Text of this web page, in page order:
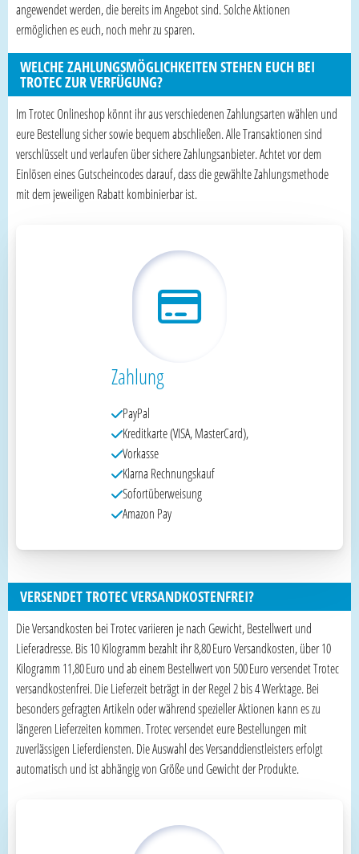
angewendet werden, die bereits im Angebot sind. Solche Aktionen
ermöglichen es euch, noch mehr zu sparen.
WELCHE ZAHLUNGSMÖGLICHKEITEN STEHEN EUCH BEI
TROTEC ZUR VERFÜGUNG?
Im Trotec Onlineshop könnt ihr aus verschiedenen Zahlungsarten wählen und
eure Bestellung sicher sowie bequem abschließen. Alle Transaktionen sind
verschlüsselt und verlaufen über sichere Zahlungsanbieter. Achtet vor dem
Einlösen eines Gutscheincodes darauf, dass die gewählte Zahlungsmethode
mit dem jeweiligen Rabatt kombinierbar ist.
Zahlung
PayPal
Kreditkarte (VISA, MasterCard),
Vorkasse
Klarna Rechnungskauf
Sofortüberweisung
Amazon Pay
VERSENDET TROTEC VERSANDKOSTENFREI?
Die Versandkosten bei Trotec variieren je nach Gewicht, Bestellwert und
Lieferadresse. Bis 10 Kilogramm bezahlt ihr 8,80 Euro Versandkosten, über 10
Kilogramm 11,80 Euro und ab einem Bestellwert von 500 Euro versendet Trotec
versandkostenfrei. Die Lieferzeit beträgt in der Regel 2 bis 4 Werktage. Bei
besonders gefragten Artikeln oder während spezieller Aktionen kann es zu
längeren Lieferzeiten kommen. Trotec versendet eure Bestellungen mit
zuverlässigen Lieferdiensten. Die Auswahl des Versanddienstleisters erfolgt
automatisch und ist abhängig von Größe und Gewicht der Produkte.